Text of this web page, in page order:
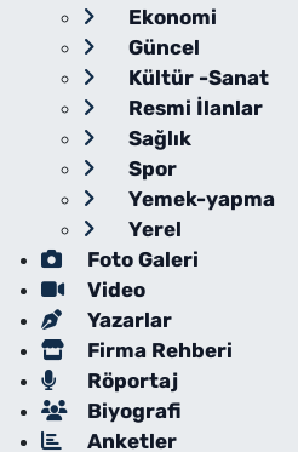
Ekonomi
Güncel
Kültür -Sanat
Resmi İlanlar
Sağlık
Spor
Yemek-yapma
Yerel
Foto Galeri
Video
Yazarlar
Firma Rehberi
Röportaj
Biyografi
Anketler